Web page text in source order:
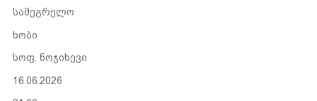
სამეგრელო
ხობი
სოფ. ნოჯიხევი
16.06.2026